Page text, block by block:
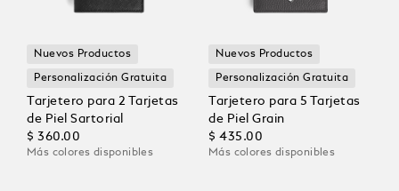
Nuevos Productos
Personalización Gratuita
Tarjetero para 2 Tarjetas
de Piel Sartorial
$ 360.00
Más colores disponibles
Nuevos Productos
Personalización Gratuita
Tarjetero para 5 Tarjetas
de Piel Grain
$ 435.00
Más colores disponibles